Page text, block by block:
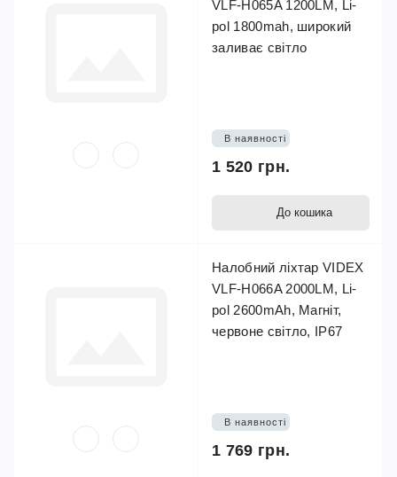
VLF-H065A 1200LM, Li-
pol 1800mah, широкий
заливає світло
В наявності
1 520 грн.
До кошика
Налобний ліхтар VIDEX
VLF-H066A 2000LM, Li-
pol 2600mAh, Магніт,
червоне світло, IP67
В наявності
1 769 грн.